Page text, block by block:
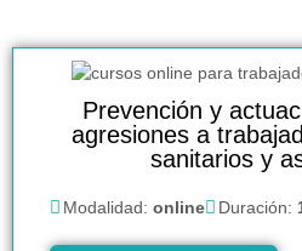
Prevención y
agresiones a
sanitarios y
Modalidad: online Duración: